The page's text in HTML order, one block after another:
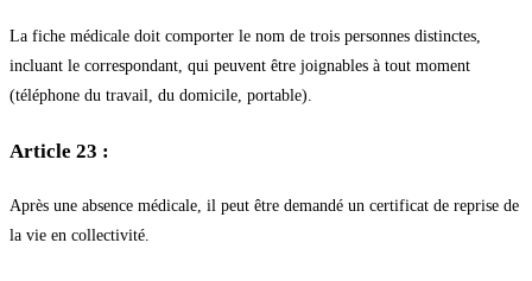
La fiche médicale doit comporter le nom de trois personnes distinctes,
incluant le correspondant, qui peuvent être joignables à tout moment
(téléphone du travail, du domicile, portable).
Article 23 :
Après une absence médicale, il peut être demandé un certificat de reprise de
la vie en collectivité.